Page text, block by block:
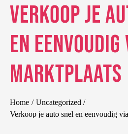
Verkoop je
en eenvoudig
Marktplaats
Home
Uncategorized
Verkoop je auto snel en eenvoudig